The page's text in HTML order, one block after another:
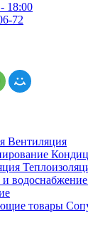
18:00
72
Вентиляция